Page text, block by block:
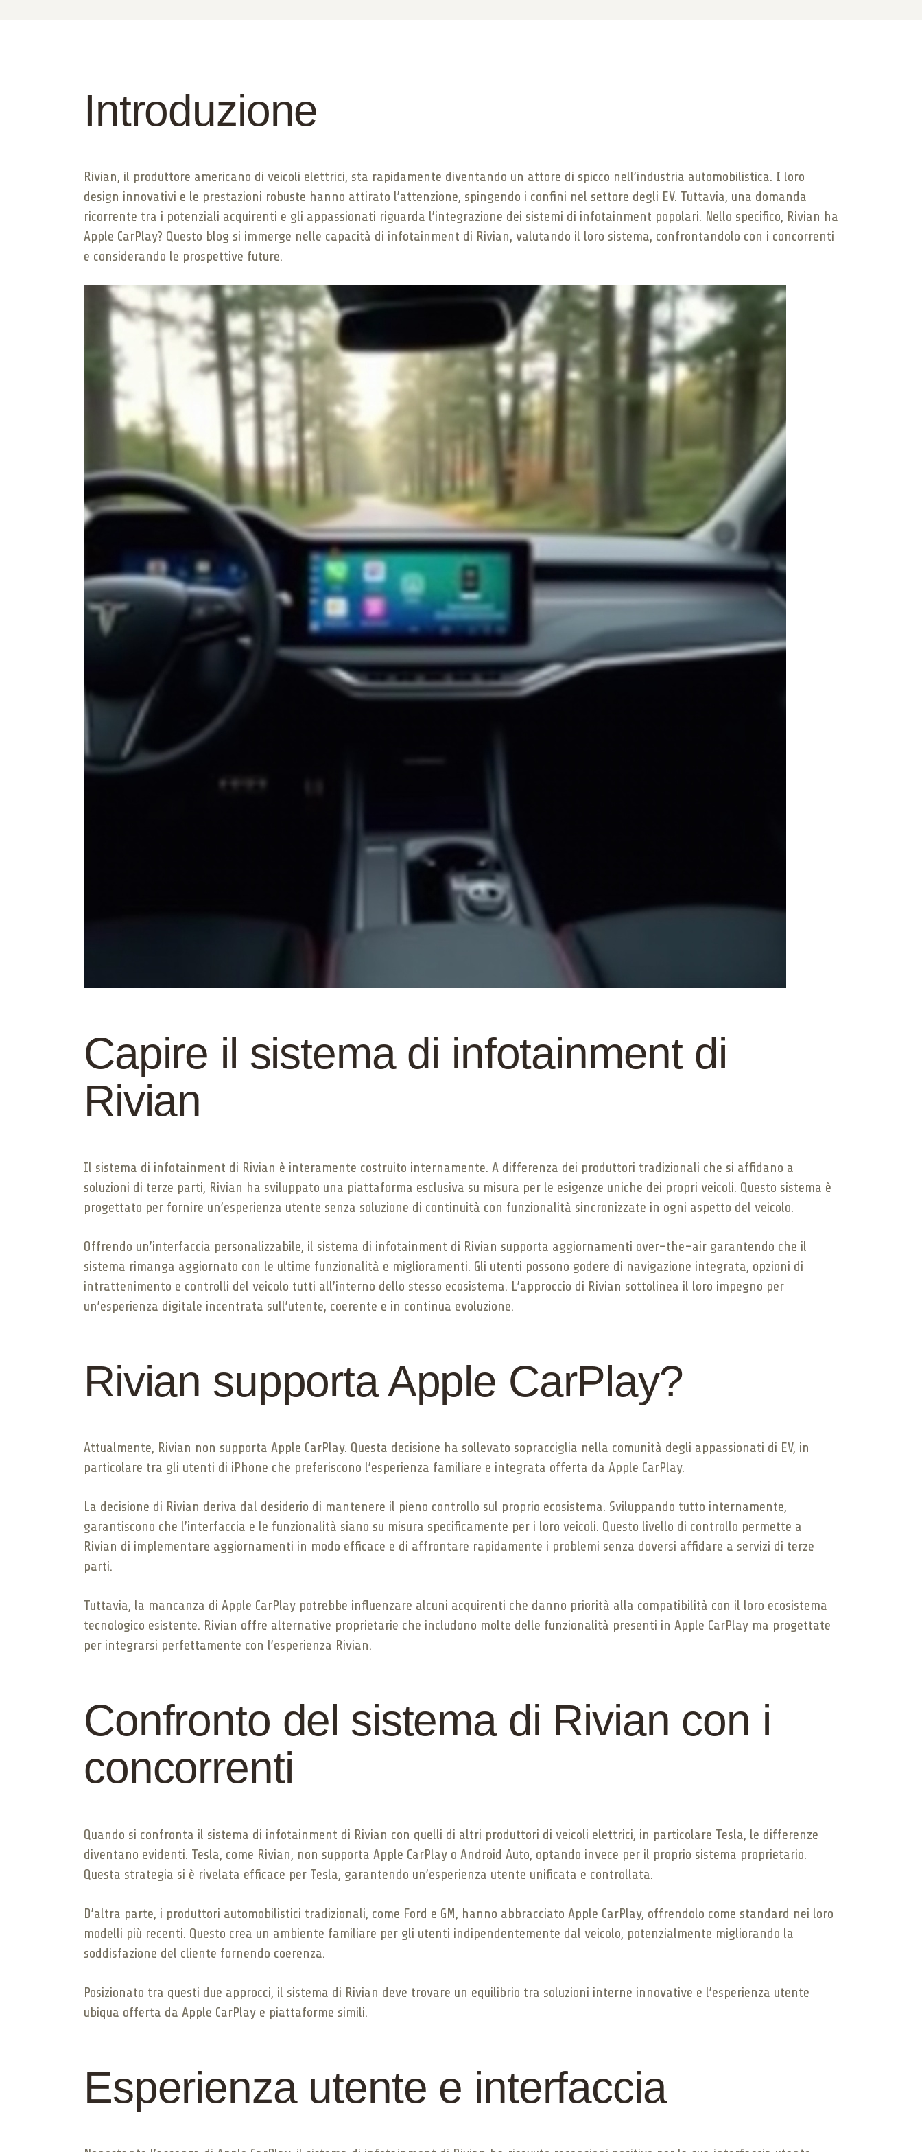
Introduzione
Rivian, il produttore americano di veicoli elettrici, sta rapidamente diventando un attore di spicco nell’industria automobilistica. I loro
design innovativi e le prestazioni robuste hanno attirato l’attenzione, spingendo i confini nel settore degli EV. Tuttavia, una domanda
ricorrente tra i potenziali acquirenti e gli appassionati riguarda l’integrazione dei sistemi di infotainment popolari. Nello specifico, Rivian ha
Apple CarPlay? Questo blog si immerge nelle capacità di infotainment di Rivian, valutando il loro sistema, confrontandolo con i concorrenti
e considerando le prospettive future.
Capire il sistema di infotainment di
Rivian
Il sistema di infotainment di Rivian è interamente costruito internamente. A differenza dei produttori tradizionali che si affidano a
soluzioni di terze parti, Rivian ha sviluppato una piattaforma esclusiva su misura per le esigenze uniche dei propri veicoli. Questo sistema è
progettato per fornire un’esperienza utente senza soluzione di continuità con funzionalità sincronizzate in ogni aspetto del veicolo.
Offrendo un’interfaccia personalizzabile, il sistema di infotainment di Rivian supporta aggiornamenti over-the-air garantendo che il
sistema rimanga aggiornato con le ultime funzionalità e miglioramenti. Gli utenti possono godere di navigazione integrata, opzioni di
intrattenimento e controlli del veicolo tutti all’interno dello stesso ecosistema. L’approccio di Rivian sottolinea il loro impegno per
un’esperienza digitale incentrata sull’utente, coerente e in continua evoluzione.
Rivian supporta Apple CarPlay?
Attualmente, Rivian non supporta Apple CarPlay. Questa decisione ha sollevato sopracciglia nella comunità degli appassionati di EV, in
particolare tra gli utenti di iPhone che preferiscono l’esperienza familiare e integrata offerta da Apple CarPlay.
La decisione di Rivian deriva dal desiderio di mantenere il pieno controllo sul proprio ecosistema. Sviluppando tutto internamente,
garantiscono che l’interfaccia e le funzionalità siano su misura specificamente per i loro veicoli. Questo livello di controllo permette a
Rivian di implementare aggiornamenti in modo efficace e di affrontare rapidamente i problemi senza doversi affidare a servizi di terze
parti.
Tuttavia, la mancanza di Apple CarPlay potrebbe influenzare alcuni acquirenti che danno priorità alla compatibilità con il loro ecosistema
tecnologico esistente. Rivian offre alternative proprietarie che includono molte delle funzionalità presenti in Apple CarPlay ma progettate
per integrarsi perfettamente con l’esperienza Rivian.
Confronto del sistema di Rivian con i
concorrenti
Quando si confronta il sistema di infotainment di Rivian con quelli di altri produttori di veicoli elettrici, in particolare Tesla, le differenze
diventano evidenti. Tesla, come Rivian, non supporta Apple CarPlay o Android Auto, optando invece per il proprio sistema proprietario.
Questa strategia si è rivelata efficace per Tesla, garantendo un’esperienza utente unificata e controllata.
D’altra parte, i produttori automobilistici tradizionali, come Ford e GM, hanno abbracciato Apple CarPlay, offrendolo come standard nei loro
modelli più recenti. Questo crea un ambiente familiare per gli utenti indipendentemente dal veicolo, potenzialmente migliorando la
soddisfazione del cliente fornendo coerenza.
Posizionato tra questi due approcci, il sistema di Rivian deve trovare un equilibrio tra soluzioni interne innovative e l’esperienza utente
ubiqua offerta da Apple CarPlay e piattaforme simili.
Esperienza utente e interfaccia